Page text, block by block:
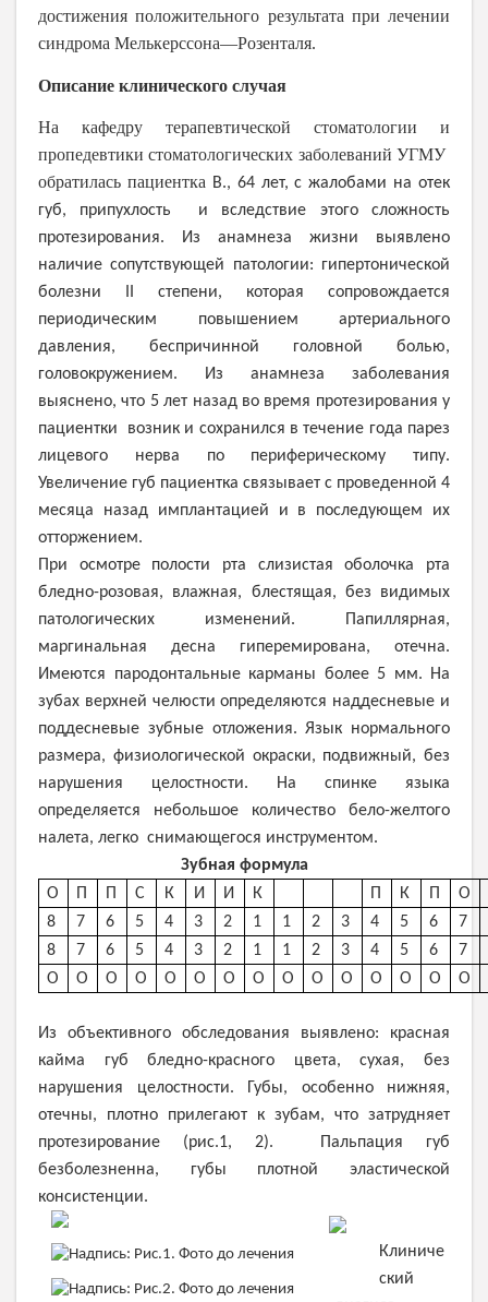
достижения положительного результата при лечении
синдрома Мелькерссона―Розенталя.
Описание клинического случая
На кафедру терапевтической стоматологии и
пропедевтики стоматологических заболеваний УГМУ
обратилась пациентка В., 64 лет, с жалобами на отек
губ, припухлость и вследствие этого сложность
протезирования. Из анамнеза жизни выявлено
наличие сопутствующей патологии: гипертонической
болезни
степени, которая сопровождается
периодическим повышением артериального
давления, беспричинной головной болью,
головокружением. Из анамнеза заболевания
выяснено, что 5 лет назад во время протезирования у
пациентки возник и сохранился в течение года парез
лицевого нерва по периферическому типу.
Увеличение губ пациентка связывает с проведенной 4
месяца назад имплантацией и в последующем их
отторжением.
При осмотре полости рта слизистая оболочка рта
бледно-розовая, влажная, блестящая, без видимых
патологических изменений. Папиллярная,
маргинальная десна гиперемирована, отечна.
Имеются пародонтальные карманы более 5 мм. На
зубах верхней челюсти определяются наддесневые и
поддесневые зубные отложения. Язык нормального
размера, физиологической окраски, подвижный, без
нарушения целостности. На спинке языка
определяется небольшое количество бело-желтого
налета, легко снимающегося инструментом.
Зубная формула
О
С К И И К К
О
8
7 6 5 4 3 2 1 1 2 3 4 5 6
7
8
7 6 5 4 3 2 1 1 2 3 4 5 6
7
О
О О О О О О О О О О О О О О
Из объективного обследования выявлено: красная
кайма губ бледно-красного цвета, сухая, без
нарушения целостности. Губы, особенно нижняя,
отечны, плотно прилегают к зубам, что затрудняет
протезирование (рис.1, 2). Пальпация губ
безболезненна, губы плотной эластической
консистенции.
Клиниче
ский